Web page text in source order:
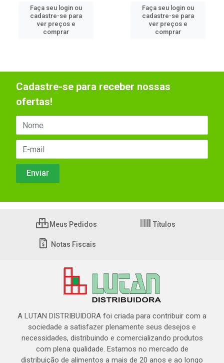
Faça seu login ou
cadastre-se para
ver preços e
comprar
Faça seu login ou
cadastre-se para
ver preços e
comprar
Cadastre-se para receber nossas
ofertas!
Meus Pedidos Títulos
Notas Fiscais
A LUTAN DISTRIBUIDORA foi criada para contribuir com a
sociedade a satisfazer plenamente seus desejos e
necessidades, distribuindo e comercializando produtos
com plena qualidade. Estamos no mercado de
distribuição de alimentos a mais de 20 anos e ao longo